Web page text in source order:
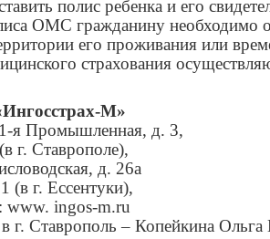
полис ребенка и его
ОМС гражданину необходимо
его проживания или
страхования
М»
я Промышленная, д. 3,
г. Ставрополе),
д. 26а
(в г. Ессентуки),
www. ingos-m.ru
г. Ставрополь – Копейкина Ольга